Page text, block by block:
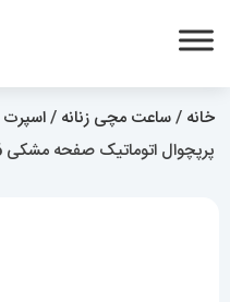
خانه /ساعت مچی زنانه /اسپرت
پرپچوال اتوماتیک صفحه مشکی 01466 Rolex Oyster Perpetual